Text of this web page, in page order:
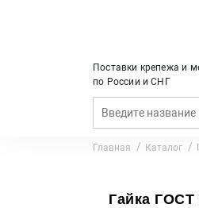
Поставки крепежа и
по России и СНГ
Главная Каталог
Гайка ГОСТ